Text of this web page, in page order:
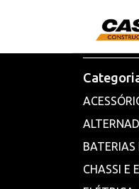
BATERIAS
CHASSI E